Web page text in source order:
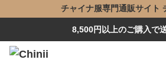
チャイナ服専門通販サイト
8,500円以上のご購入で